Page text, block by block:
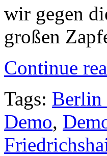
wir gegen
großen
Continue
Tags: Berlin
Demo,